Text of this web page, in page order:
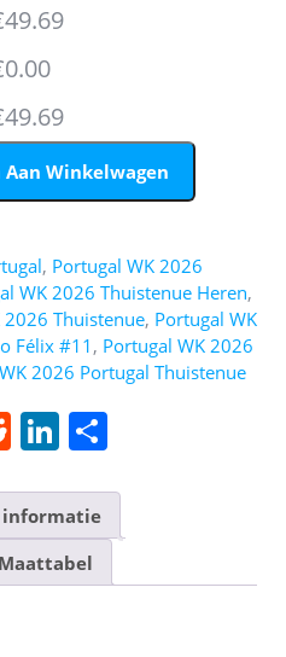
Heren – João Félix #11
Aan Winkelwagen
, Portugal WK 2026
WK 2026 Thuistenue Heren,
2026 Thuistenue, Portugal WK
Félix #11 , Portugal WK 2026
WK 2026 Portugal Thuistenue
R
d
di
t
Li
k
e
dI
e
n
informatie
Maattabel